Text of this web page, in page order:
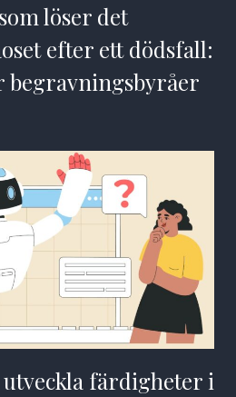
löser det
efter ett dödsfall:
begravningsbyråer
utveckla färdigheter i